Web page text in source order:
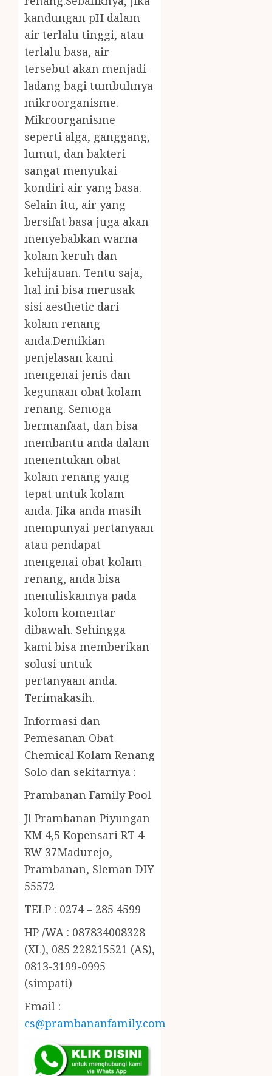
kandungan pH dalam
air terlalu tinggi, atau
terlalu basa, air
tersebut akan menjadi
ladang bagi tumbuhnya
mikroorganisme.
Mikroorganisme
seperti alga, ganggang,
lumut, dan bakteri
sangat menyukai
kondiri air yang basa.
Selain itu, air yang
bersifat basa juga akan
menyebabkan warna
kolam keruh dan
kehijauan. Tentu saja,
hal ini bisa merusak
sisi aesthetic dari
kolam renang
anda.Demikian
penjelasan kami
mengenai jenis dan
kegunaan obat kolam
renang. Semoga
bermanfaat, dan bisa
membantu anda dalam
menentukan obat
kolam renang yang
tepat untuk kolam
anda. Jika anda masih
mempunyai pertanyaan
atau pendapat
mengenai obat kolam
renang, anda bisa
menuliskannya pada
kolom komentar
dibawah. Sehingga
kami bisa memberikan
solusi untuk
pertanyaan anda.
Terimakasih.
Informasi dan
Pemesanan Obat
Chemical Kolam Renang
Solo dan sekitarnya :
Prambanan Family Pool
Jl Prambanan Piyungan
KM 4,5 Kopensari RT 4
RW 37Madurejo,
Prambanan, Sleman DIY
55572
TELP : 0274 – 285 4599
HP /WA : 087834008328
(XL), 085 228215521 (AS),
0813-3199-0995
(simpati)
Email :
cs@prambananfamily.com